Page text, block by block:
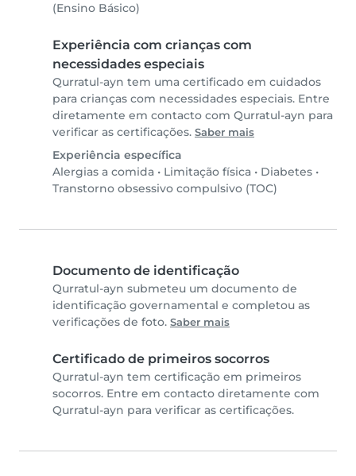
(Ensino Básico)
Experiência com crianças com
necessidades especiais
Qurratul-ayn tem uma certificado em cuidados
para crianças com necessidades especiais. Entre
diretamente em contacto com Qurratul-ayn para
verificar as certificações. Saber mais
Experiência específica
Alergias a comida • Limitação física • Diabetes •
Transtorno obsessivo compulsivo (TOC)
Documento de identificação
Qurratul-ayn submeteu um documento de
identificação governamental e completou as
verificações de foto. Saber mais
Certificado de primeiros socorros
Qurratul-ayn tem certificação em primeiros
socorros. Entre em contacto diretamente com
Qurratul-ayn para verificar as certificações.